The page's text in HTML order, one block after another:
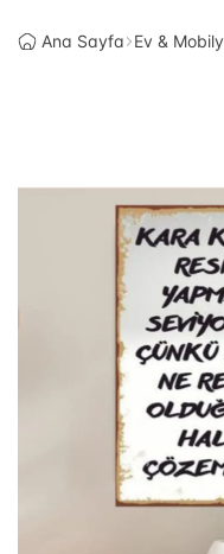
Ana Sayfa Ev &